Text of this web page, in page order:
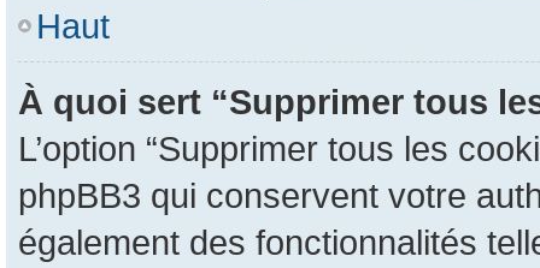
Haut
À quoi sert “Supprimer tous
L’option “Supprimer tous les
phpBB3 qui conservent votre
également des fonctionnalités